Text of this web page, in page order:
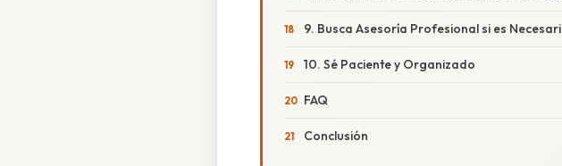
9. Busca Asesoría Profesional si es
10. Sé Paciente y Organizado
FAQ
Conclusión